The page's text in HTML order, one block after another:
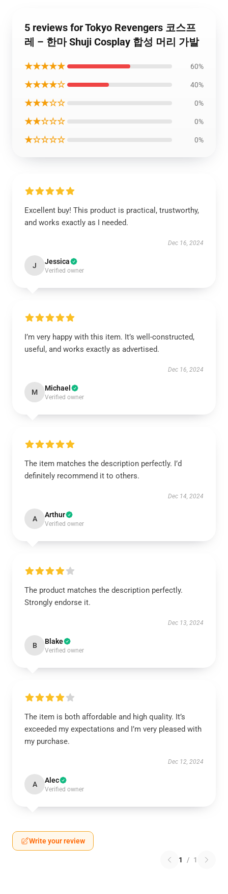
5 reviews for Tokyo Revengers 코스프
레 – 한마 Shuji Cosplay 합성 머리 가발
★★★★★ 60%
★★★★☆ 40%
★★★☆☆ 0%
★★☆☆☆ 0%
★☆☆☆☆ 0%
Excellent buy! This product is practical, trustworthy,
and works exactly as I needed.
Dec 16, 2024
J Jessica
Verified owner
I’m very happy with this item. It’s well-constructed,
useful, and works exactly as advertised.
Dec 16, 2024
M Michael
Verified owner
The item matches the description perfectly. I’d
definitely recommend it to others.
Dec 14, 2024
A Arthur
Verified owner
The product matches the description perfectly.
Strongly endorse it.
Dec 13, 2024
B Blake
Verified owner
The item is both affordable and high quality. It’s
exceeded my expectations and I’m very pleased with
my purchase.
Dec 12, 2024
A Alec
Verified owner
Write your review
1 / 1